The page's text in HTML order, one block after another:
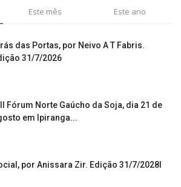
Este mês Este ano
das Portas, por Neivo A T Fabris.
31/7/2026
Fórum Norte Gaúcho da Soja, dia 21 de
em Ipiranga...
por Anissara Zir. Edição 31/7/2028l